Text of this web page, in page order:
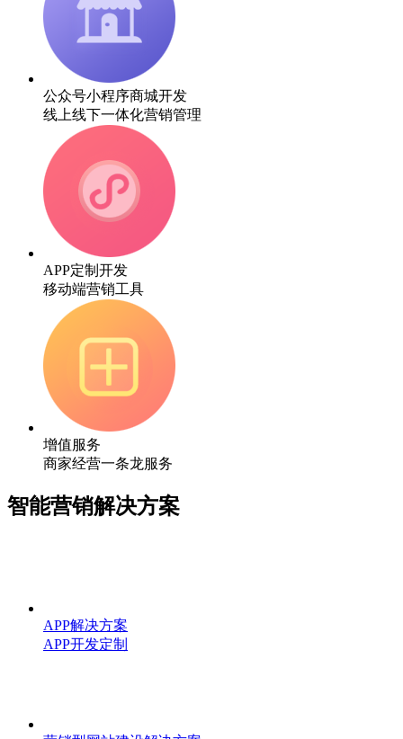
公众号小程序商城开发
线上线下一体化营销管理
APP定制开发
移动端营销工具
增值服务
商家经营一条龙服务
智能营销解决方案
APP解决方案
APP开发定制